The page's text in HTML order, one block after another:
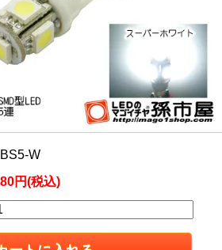
W
円(税込)